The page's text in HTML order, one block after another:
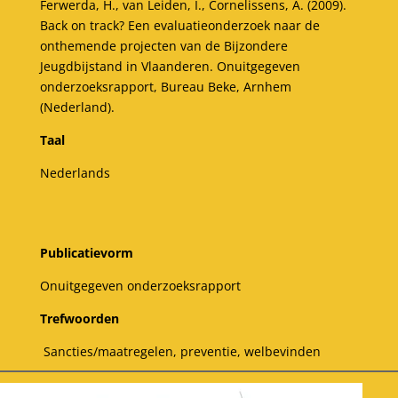
Ferwerda, H., van Leiden, I., Cornelissens, A. (2009).
Back on track? Een evaluatieonderzoek naar de
onthemende projecten van de Bijzondere
Jeugdbijstand in Vlaanderen. Onuitgegeven
onderzoeksrapport, Bureau Beke, Arnhem
(Nederland).
Taal
Nederlands
Publicatievorm
Onuitgegeven onderzoeksrapport
Trefwoorden
Sancties/maatregelen, preventie, welbevinden